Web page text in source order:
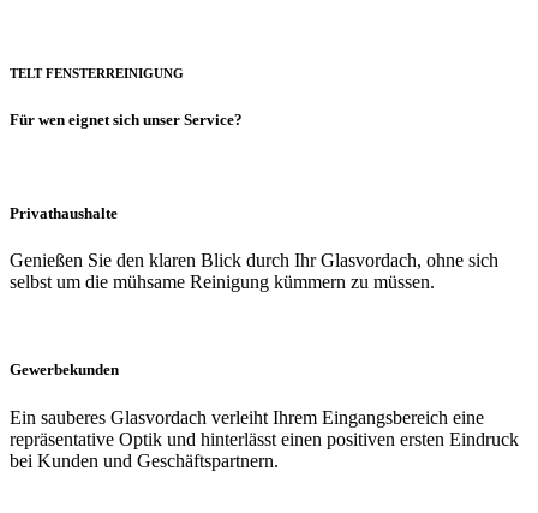
TELTFENSTERREINIGUNG
Für wen eignet sich unser Service?
Privathaushalte
Genießen Sie den klaren Blick durch Ihr Glasvordach, ohne sich
selbst um die mühsame Reinigung kümmern zu müssen.
Gewerbekunden
Ein sauberes Glasvordach verleiht Ihrem Eingangsbereich eine
repräsentative Optik und hinterlässt einen positiven ersten Eindruck
bei Kunden und Geschäftspartnern.